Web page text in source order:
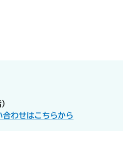
合わせはこちらから